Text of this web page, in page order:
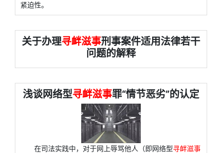
紧迫性。
关于办理寻衅滋事刑事案件适用法律若干
问题的解释
浅谈网络型寻衅滋事罪“情节恶劣”的认定
在司法实践中，对于网上辱骂他人（即网络型寻衅滋事